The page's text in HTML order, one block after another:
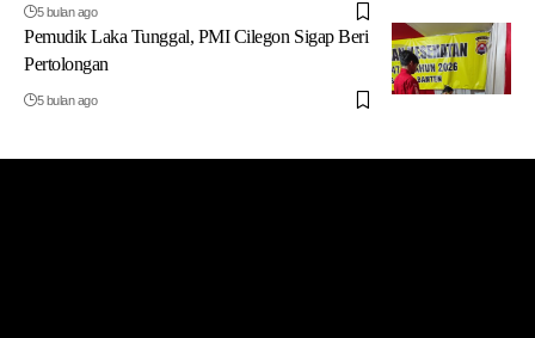
5 bulan ago
Pemudik Laka Tunggal, PMI Cilegon Sigap Beri
Pertolongan
5 bulan ago